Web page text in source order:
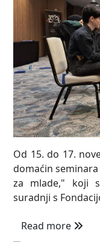
Od 15. do 17.
domaćin
za mlade," koji
suradnji s
Read more